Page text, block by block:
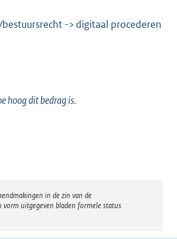
-> digitaal procederen
hoog dit bedrag is.
in de zin van de
uitgegeven bladen formele status